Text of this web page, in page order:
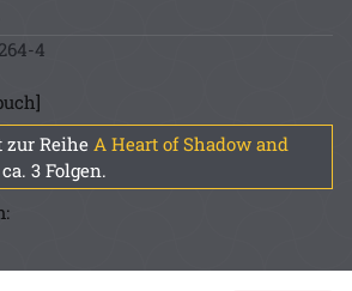
4
zur Reihe A Heart of Shadow and
3 Folgen.